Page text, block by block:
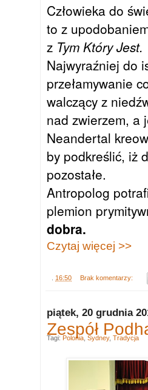
Człowieka do
to z
z Tym Który Jest.
Najwyraźniej do
przełamywanie
walczący z
nad zwierzem, a
Neandertal
by podkreślić, iż
pozostałe.
Antropolog
plemion
dobra.
Czytaj więcej >>
16:50 Brak komentarzy:
piątek, 20 grudnia
Zespół
Tagi: Polonia Sydney, Tradycja